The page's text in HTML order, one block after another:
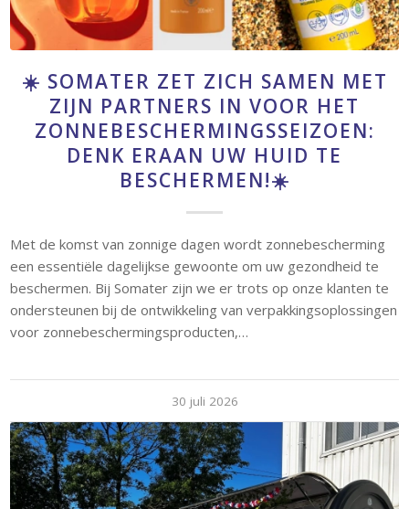
☀️ SOMATER ZET ZICH SAMEN MET
ZIJN PARTNERS IN VOOR HET
ZONNEBESCHERMINGSSEIZOEN:
DENK ERAAN UW HUID TE
BESCHERMEN!☀️
Met de komst van zonnige dagen wordt zonnebescherming
een essentiële dagelijkse gewoonte om uw gezondheid te
beschermen. Bij Somater zijn we er trots op onze klanten te
ondersteunen bij de ontwikkeling van verpakkingsoplossingen
voor zonnebeschermingsproducten,…
30 juli 2026